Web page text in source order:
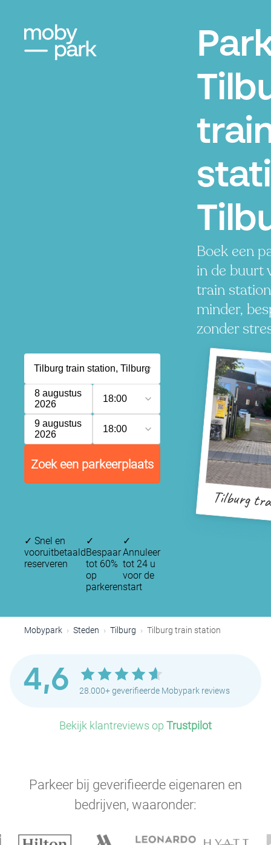
Boek een
in de buurt
train
minder,
zonder
8 augustus
2026
18:00
9 augustus
2026
18:00
Zoek een parkeerplaats
Tilburg
✓ Snel en
vooruitbetaald
reserveren
✓
Bespaar
tot 60%
op
parkeren
✓
Annuleer
tot 24 u
voor de
start
Mobypark Steden Tilburg Tilburg train station
4,6 28.000+ geverifieerde Mobypark reviews
Bekijk klantreviews op Trustpilot
Parkeer bij geverifieerde eigenaren en
bedrijven, waaronder: